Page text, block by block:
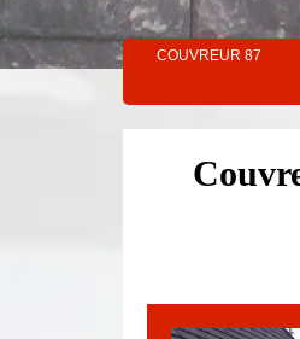
COUVREUR 87